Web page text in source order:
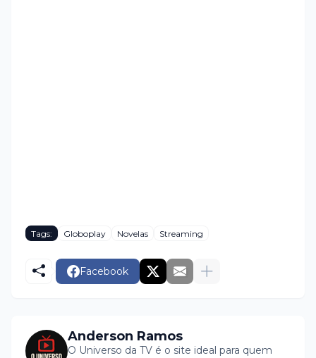
Tags: Globoplay Novelas Streaming
Facebook
Anderson Ramos
O Universo da TV é o site ideal para quem